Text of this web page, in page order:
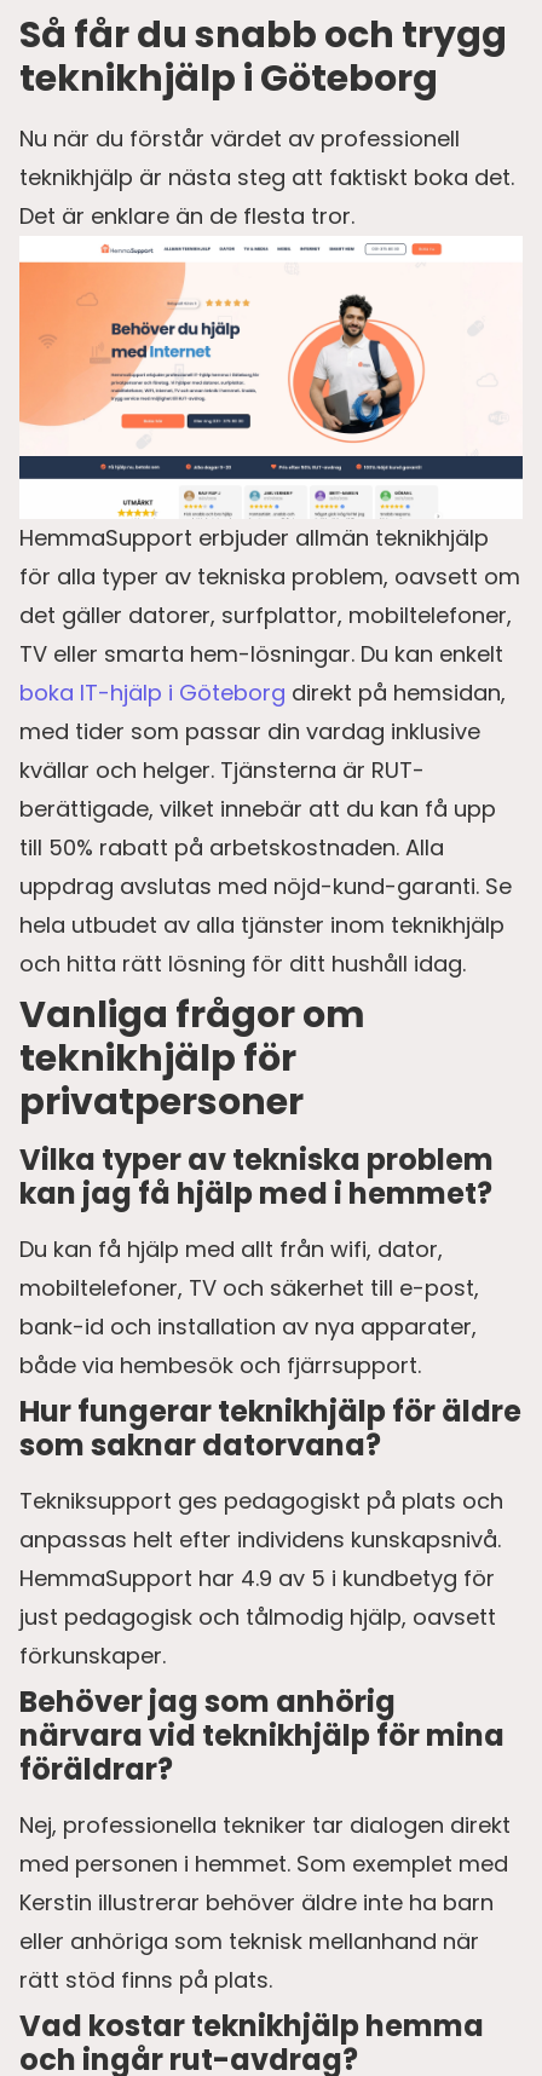
Så får du snabb och trygg
teknikhjälp i Göteborg
Nu när du förstår värdet av professionell
teknikhjälp är nästa steg att faktiskt boka det.
Det är enklare än de flesta tror.
HemmaSupport erbjuder allmän teknikhjälp
för alla typer av tekniska problem, oavsett om
det gäller datorer, surfplattor, mobiltelefoner,
TV eller smarta hem-lösningar. Du kan enkelt
boka IT-hjälp i Göteborg direkt på hemsidan,
med tider som passar din vardag inklusive
kvällar och helger. Tjänsterna är RUT-
berättigade, vilket innebär att du kan få upp
till 50% rabatt på arbetskostnaden. Alla
uppdrag avslutas med nöjd-kund-garanti. Se
hela utbudet av alla tjänster inom teknikhjälp
och hitta rätt lösning för ditt hushåll idag.
Vanliga frågor om
teknikhjälp för
privatpersoner
Vilka typer av tekniska problem
kan jag få hjälp med i hemmet?
Du kan få hjälp med allt från wifi, dator,
mobiltelefoner, TV och säkerhet till e-post,
bank-id och installation av nya apparater,
både via hembesök och fjärrsupport.
Hur fungerar teknikhjälp för äldre
som saknar datorvana?
Tekniksupport ges pedagogiskt på plats och
anpassas helt efter individens kunskapsnivå.
HemmaSupport har 4.9 av 5 i kundbetyg för
just pedagogisk och tålmodig hjälp, oavsett
förkunskaper.
Behöver jag som anhörig
närvara vid teknikhjälp för mina
föräldrar?
Nej, professionella tekniker tar dialogen direkt
med personen i hemmet. Som exemplet med
Kerstin illustrerar behöver äldre inte ha barn
eller anhöriga som teknisk mellanhand när
rätt stöd finns på plats.
Vad kostar teknikhjälp hemma
och ingår rut-avdrag?